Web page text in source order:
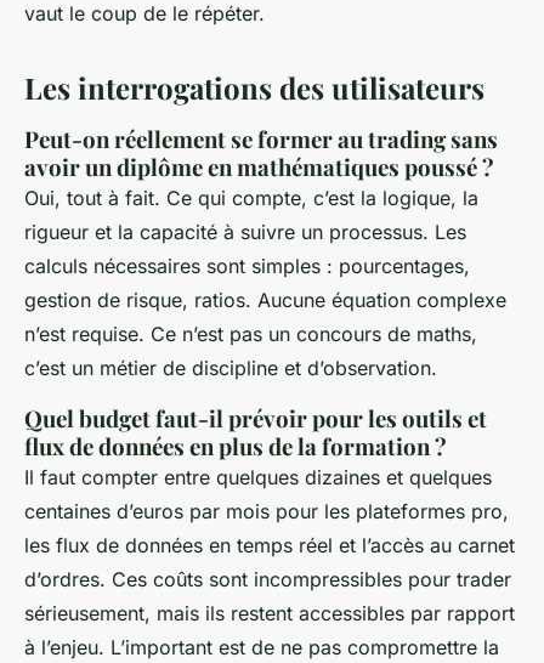
vaut le coup de le répéter.
Les interrogations des utilisateurs
Peut-on réellement se former au trading sans
avoir un diplôme en mathématiques poussé ?
Oui, tout à fait. Ce qui compte, c’est la logique, la
rigueur et la capacité à suivre un processus. Les
calculs nécessaires sont simples : pourcentages,
gestion de risque, ratios. Aucune équation complexe
n’est requise. Ce n’est pas un concours de maths,
c’est un métier de discipline et d’observation.
Quel budget faut-il prévoir pour les outils et
flux de données en plus de la formation ?
Il faut compter entre quelques dizaines et quelques
centaines d’euros par mois pour les plateformes pro,
les flux de données en temps réel et l’accès au carnet
d’ordres. Ces coûts sont incompressibles pour trader
sérieusement, mais ils restent accessibles par rapport
à l’enjeu. L’important est de ne pas compromettre la